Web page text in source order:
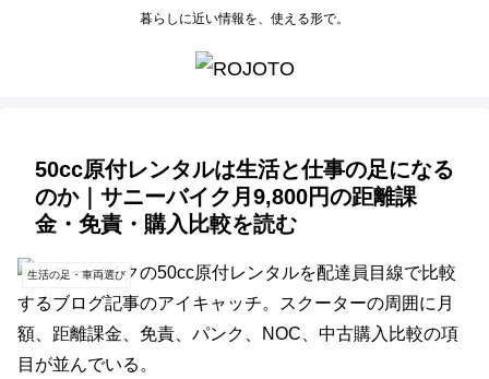
暮らしに近い情報を、使える形で。
50cc原付レンタルは生活と仕事の足になる
のか｜サニーバイク月9,800円の距離課
金・免責・購入比較を読む
生活の足・車両選び